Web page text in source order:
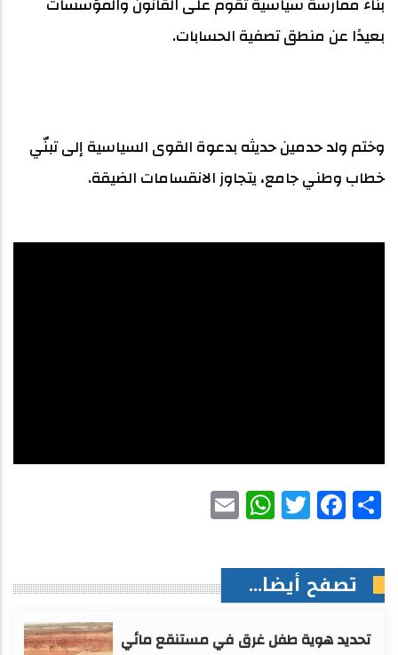
بعيدًا عن منطق تصفية الحسابات.
وختم ولد حدمين حديثه بدعوة القوى السياسية إلى تبنّي
خطاب وطني جامع، يتجاوز الانقسامات الضيقة.
Share
Facebook
Twitter
WhatsApp
تصفح أيضا...
تحديد هوية طفل غرق في مستنقع مائي